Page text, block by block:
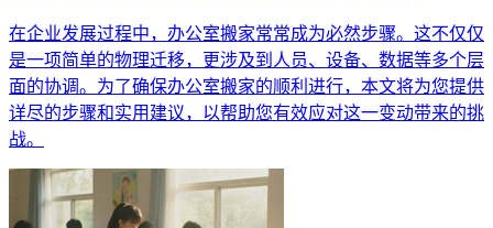
在企业发展过程中，办公室搬家常常成为必然步骤。这不仅仅
是一项简单的物理迁移，更涉及到人员、设备、数据等多个层
面的协调。为了确保办公室搬家的顺利进行，本文将为您提供
详尽的步骤和实用建议，以帮助您有效应对这一变动带来的挑
战。